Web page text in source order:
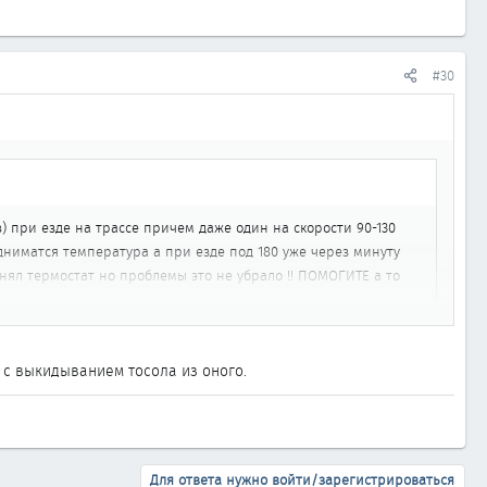
#30
при езде на трассе причем даже один на скорости 90-130
температура а при езде под 180 уже через минуту
термостат но проблемы это не убрало !! ПОМОГИТЕ а то
меня срывало крыльчатку и признаки были похожи.
выкидыванием тосола из оного.
Для ответа нужно войти/зарегистрироваться